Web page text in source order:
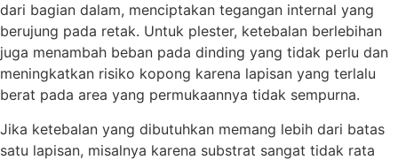
dari bagian dalam, menciptakan tegangan internal yang
berujung pada retak. Untuk plester, ketebalan berlebihan
juga menambah beban pada dinding yang tidak perlu dan
meningkatkan risiko kopong karena lapisan yang terlalu
berat pada area yang permukaannya tidak sempurna.
Jika ketebalan yang dibutuhkan memang lebih dari batas
satu lapisan, misalnya karena substrat sangat tidak rata